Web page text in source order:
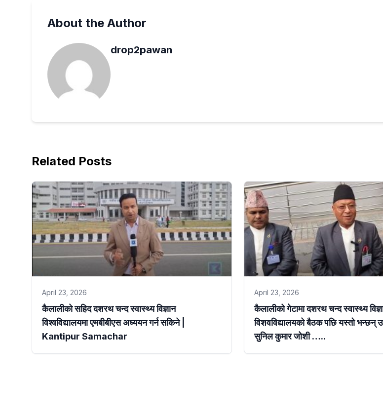
About the Author
drop2pawan
Related Posts
April 23, 2026
कैलालीको सहिद दशरथ चन्द स्वास्थ्य विज्ञान
विश्वविद्यालयमा एमबीबीएस अध्ययन गर्न सकिने |
Kantipur Samachar
April 23, 2026
कैलालीको गेटामा दशरथ चन्द स्वास्थ्य
विशवविद्यालयको बैठक पछि यस्तो भन्छन्
सुनिल कुमार जोशी …..